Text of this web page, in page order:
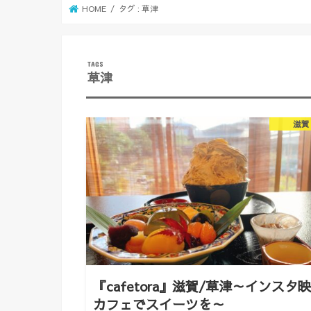
HOME タグ : 草津
草津
滋賀
『cafetora』滋賀/草津～インスタ
カフェでスイーツを～